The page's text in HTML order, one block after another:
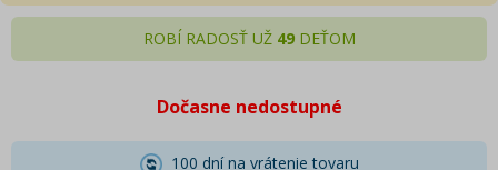
ROBÍ RADOSŤ UŽ 49DEŤOM
Dočasne nedostupné
100 dní na vrátenie tovaru